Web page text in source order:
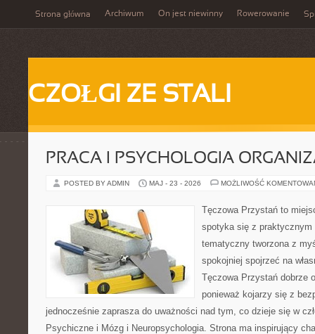
Strona główna Archiwum On jest niewinny Rowerowanie
CZOŁGI ZE STALI
PRACA I PSYCHOLOGIA
POSTED BY ADMIN MAJ - 23 - 2026 MOŻLIWOŚĆ
Tęczowa Przystań to
spotyka się z praktycznym
tematyczny tworzona z
spokojniej spojrzeć na
Tęczowa Przystań dobrze
ponieważ kojarzy się z
jednocześnie zaprasza do uważności nad tym, co dzieje się w
Psychiczne i Mózg i Neuropsychologia. Strona ma inspirujący